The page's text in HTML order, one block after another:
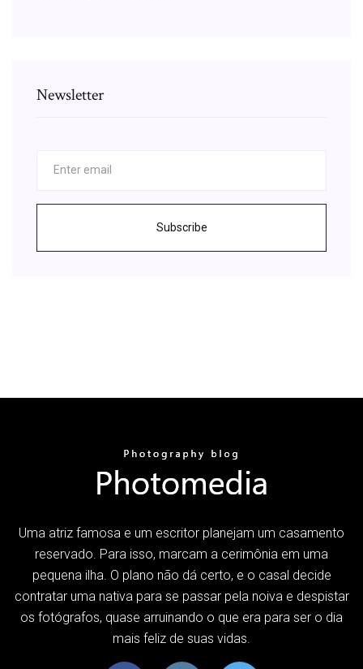
Newsletter
Subscribe
Uma atriz famosa e um escritor planejam um casamento
reservado. Para isso, marcam a cerimônia em uma
pequena ilha. O plano não dá certo, e o casal decide
contratar uma nativa para se passar pela noiva e despistar
os fotógrafos, quase arruinando o que era para ser o dia
mais feliz de suas vidas.